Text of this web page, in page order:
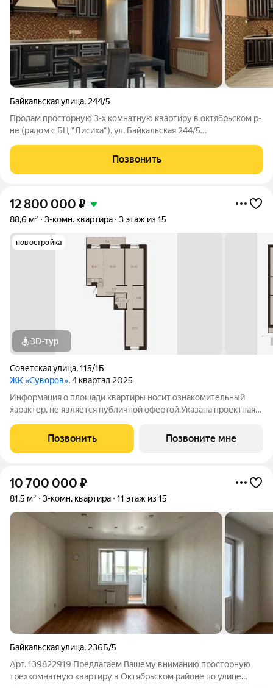
Байкальская улица, 244/5
Продам просторную 3-х комнатную квартиру в октябрьском р-
не (рядом с БЦ "Лисиха"), ул. Байкальская 244/5
площадь квартиры 79.5 кв.м., + застекленная лоджия +
французский балкон. Спальня-13 кв.м.
Позвонить
12 800 000 ₽
88,6 м² 3-комн. квартира 3 этаж из 15
новостройка
3D-тур
Советская улица,115/1Б
ЖК «Суворов», 4 квартал 2025
Информация о площади квартиры носит ознакомительный
характер, не является публичной офертой.Указана проектная
понижающих коэффициентов. Возможно отклонение
фактической площади квартиры в пределах 5%.
Позвонить Позвоните мне
10 700 000 ₽
81,5 м² 3-комн. квартира 11 этаж из 15
Байкальская улица, 236Б/5
Арт. 139822919 Предлагаем Вашему вниманию просторную
трехкомнатную квартиру в Октябрьском районе по улице